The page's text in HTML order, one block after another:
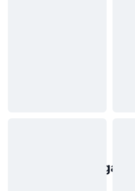
Populära tillgångar